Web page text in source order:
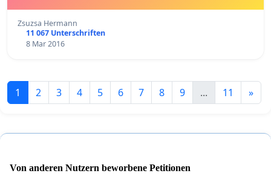
Zsuzsa Hermann
11 067 Unterschriften
8 Mar 2016
1 2 3 4 5 6 7 8 9 ... 11 »
Von anderen Nutzern beworbene Petitionen